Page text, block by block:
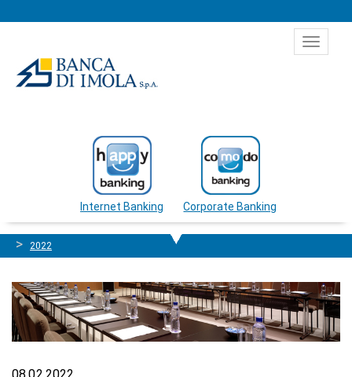
Toggle
Internet Banking Corporate Banking
2022